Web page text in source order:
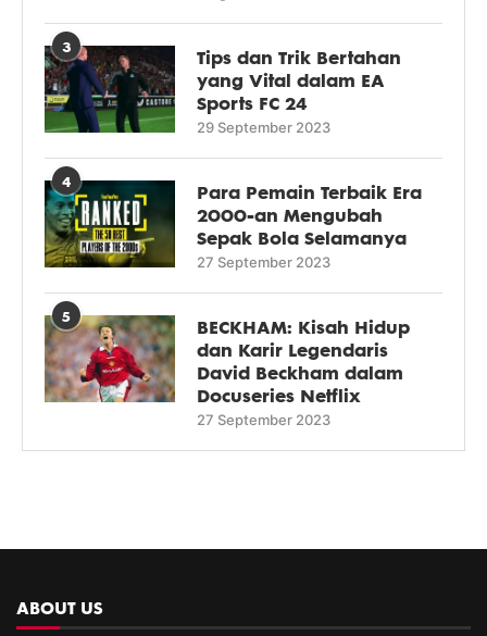
3
Tips dan Trik Bertahan
yang Vital dalam EA
Sports FC 24
29 September 2023
4
Para Pemain Terbaik Era
2000-an Mengubah
Sepak Bola Selamanya
27 September 2023
5
BECKHAM: Kisah Hidup
dan Karir Legendaris
David Beckham dalam
Docuseries Netflix
27 September 2023
ABOUT US